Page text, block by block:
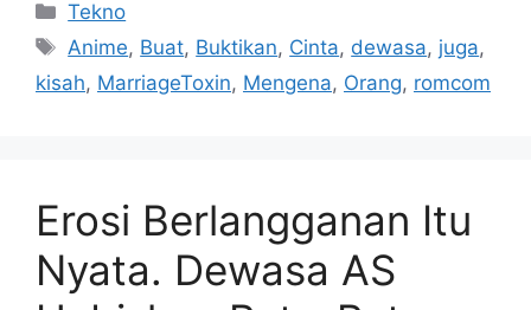
Kategori
Tekno
Tag
Anime, Buat, Buktikan, Cinta, dewasa, juga,
kisah, MarriageToxin, Mengena, Orang, romcom
Erosi Berlangganan Itu
Nyata. Dewasa AS